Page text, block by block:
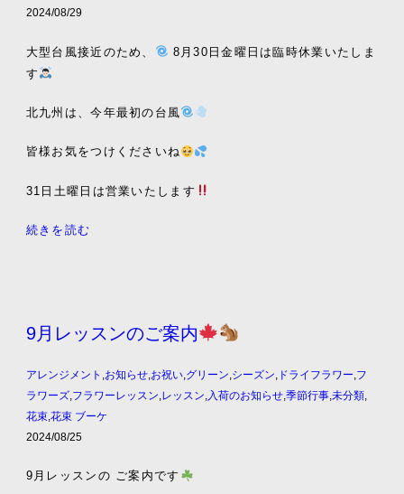
2024/08/29
大型台風接近のため、
8月30日金曜日は臨時休業いたしま
す
北九州は、今年最初の台風
皆様お気をつけくださいね
31日土曜日は営業いたします
続きを読む
9月レッスンのご案内
アレンジメント ,お知らせ,お祝い,グリーン,シーズン,ドライフラワー,フ
ラワーズ,フラワーレッスン,レッスン,入荷のお知らせ,季節行事,未分類,
花束,花束 ブーケ
2024/08/25
9月レッスンの ご案内です